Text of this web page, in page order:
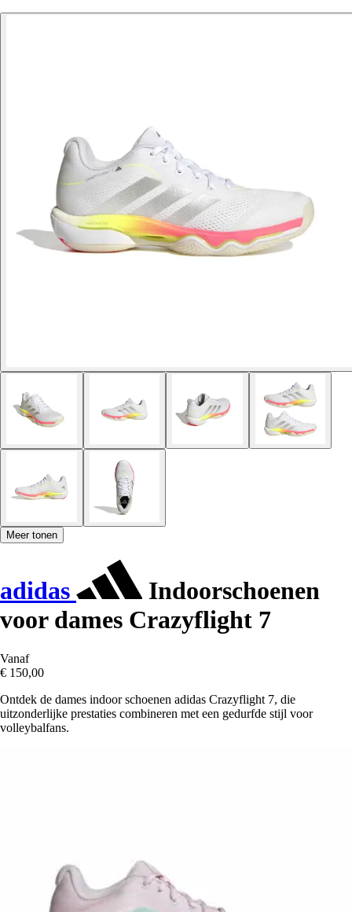
Meer tonen
adidas
Indoorschoenen
voor dames Crazyflight 7
Vanaf
€ 150,00
Ontdek de dames indoor schoenen adidas Crazyflight 7, die
uitzonderlijke prestaties combineren met een gedurfde stijl voor
volleybalfans.